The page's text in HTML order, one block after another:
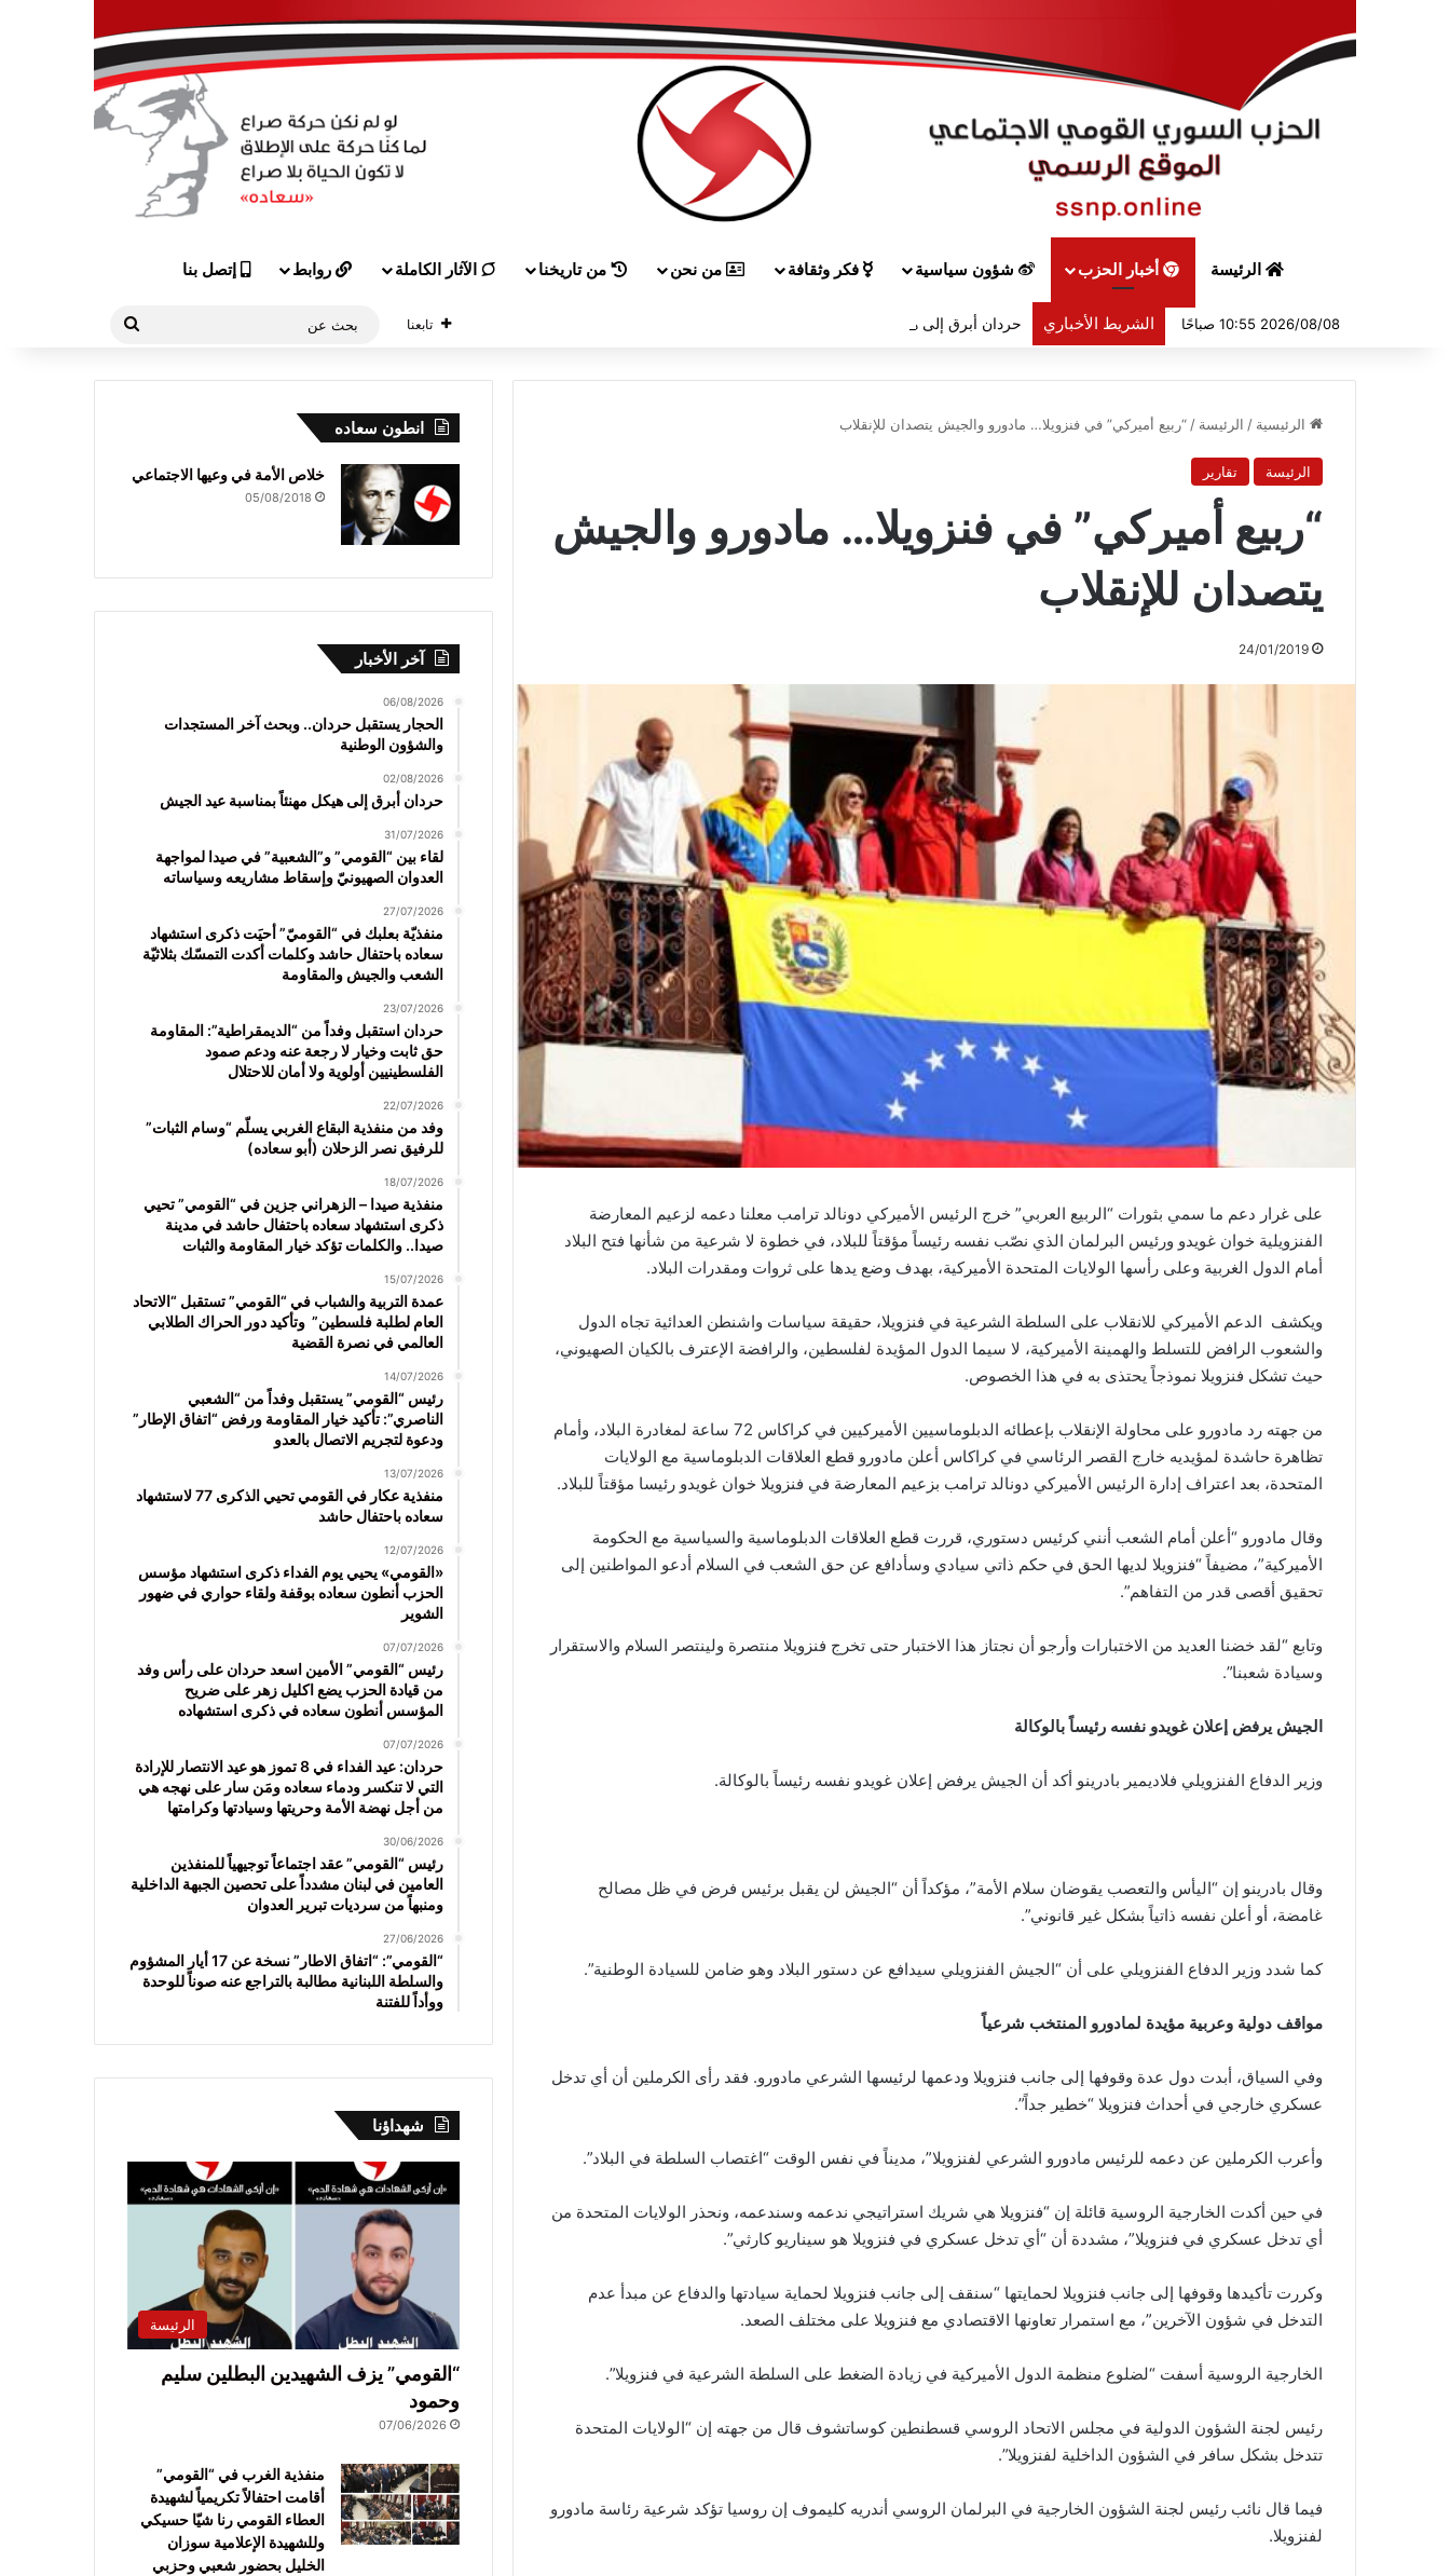
الرئيسة أخبار الحزب شؤون سياسية فكر وثقافة من نحن من تاريخنا الآثار الكاملة روابط إتصل بنا
2026/08/08 10:55 صباحًا الشريط الأخباري حردان أبرق إلى هيكل مهنئاً بمناسبة عيد الجيش تابعنا
الرئيسية / الرئيسة / “ربيع أميركي” في فنزويلا… مادورو والجيش يتصدان للإنقلاب
الرئيسة تقارير
“ربيع أميركي” في فنزويلا… مادورو والجيش
يتصدان للإنقلاب
24/01/2019
على غرار دعم ما سمي بثورات “الربيع العربي” خرج الرئيس الأميركي دونالد ترامب معلنا دعمه لزعيم المعارضة
الفنزويلية خوان غويدو ورئيس البرلمان الذي نصّب نفسه رئيساً مؤقتاً للبلاد، في خطوة لا شرعية من شأنها فتح البلاد
أمام الدول الغربية وعلى رأسها الولايات المتحدة الأميركية، بهدف وضع يدها على ثروات ومقدرات البلاد.
ويكشف الدعم الأميركي للانقلاب على السلطة الشرعية في فنزويلا، حقيقة سياسات واشنطن العدائية تجاه الدول
والشعوب الرافض للتسلط والهمينة الأميركية، لا سيما الدول المؤيدة لفلسطين، والرافضة الإعترف بالكيان الصهيوني،
حيث تشكل فنزويلا نموذجاً يحتذى به في هذا الخصوص.
من جهته رد مادورو على محاولة الإنقلاب بإعطائه الدبلوماسيين الأميركيين في كراكاس 72 ساعة لمغادرة البلاد، وأمام
تظاهرة حاشدة لمؤيديه خارج القصر الرئاسي في كراكاس أعلن مادورو قطع العلاقات الدبلوماسية مع الولايات
المتحدة، بعد اعتراف إدارة الرئيس الأميركي دونالد ترامب بزعيم المعارضة في فنزويلا خوان غويدو رئيسا مؤقتاً للبلاد.
وقال مادورو “أعلن أمام الشعب أنني كرئيس دستوري، قررت قطع العلاقات الدبلوماسية والسياسية مع الحكومة
الأميركية”، مضيفاً “فنزويلا لديها الحق في حكم ذاتي سيادي وسأدافع عن حق الشعب في السلام أدعو المواطنين إلى
تحقيق أقصى قدر من التفاهم”.
وتابع “لقد خضنا العديد من الاختبارات وأرجو أن نجتاز هذا الاختبار حتى تخرج فنزويلا منتصرة ولينتصر السلام والاستقرار
وسيادة شعبنا”.
الجيش يرفض إعلان غويدو نفسه رئيساً بالوكالة
وزير الدفاع الفنزويلي فلاديمير بادرينو أكد أن الجيش يرفض إعلان غويدو نفسه رئيساً بالوكالة.
وقال بادرينو إن “اليأس والتعصب يقوضان سلام الأمة”، مؤكداً أن “الجيش لن يقبل برئيس فرض في ظل مصالح
غامضة، أو أعلن نفسه ذاتياً بشكل غير قانوني”.
كما شدد وزير الدفاع الفنزويلي على أن “الجيش الفنزويلي سيدافع عن دستور البلاد وهو ضامن للسيادة الوطنية”.
مواقف دولية وعربية مؤيدة لمادورو المنتخب شرعياً
وفي السياق، أبدت دول عدة وقوفها إلى جانب فنزويلا ودعمها لرئيسها الشرعي مادورو. فقد رأى الكرملين أن أي تدخل
عسكري خارجي في أحداث فنزويلا “خطير جداً”.
وأعرب الكرملين عن دعمه للرئيس مادورو الشرعي لفنزويلا”، مديناً في نفس الوقت “اغتصاب السلطة في البلاد”.
في حين أكدت الخارجية الروسية قائلة إن “فنزويلا هي شريك استراتيجي ندعمه وسندعمه، ونحذر الولايات المتحدة من
أي تدخل عسكري في فنزويلا”، مشددة أن “أي تدخل عسكري في فنزويلا هو سيناريو كارثي”.
وكررت تأكيدها وقوفها إلى جانب فنزويلا لحمايتها “سنقف إلى جانب فنزويلا لحماية سيادتها والدفاع عن مبدأ عدم
التدخل في شؤون الآخرين”، مع استمرار تعاونها الاقتصادي مع فنزويلا على مختلف الصعد.
الخارجية الروسية أسفت “لضلوع منظمة الدول الأميركية في زيادة الضغط على السلطة الشرعية في فنزويلا”.
رئيس لجنة الشؤون الدولية في مجلس الاتحاد الروسي قسطنطين كوساتشوف قال من جهته إن “الولايات المتحدة
تتدخل بشكل سافر في الشؤون الداخلية لفنزويلا”.
فيما قال نائب رئيس لجنة الشؤون الخارجية في البرلمان الروسي أندريه كليموف إن روسيا تؤكد شرعية رئاسة مادورو
لفنزويلا.
انطون سعاده
خلاص الأمة في وعيها الاجتماعي
05/08/2018
آخر الأخبار
06/08/2026
الحجار يستقبل حردان.. وبحث آخر المستجدات
والشؤون الوطنية
02/08/2026
حردان أبرق إلى هيكل مهنئاً بمناسبة عيد الجيش
31/07/2026
لقاء بين “القومي” و”الشعبية” في صيدا لمواجهة
العدوان الصهيونيّ وإسقاط مشاريعه وسياساته
27/07/2026
منفذيّة بعلبك في “القوميّ” أحيَت ذكرى استشهاد
سعاده باحتفال حاشد وكلمات أكدت التمسّك بثلاثيّة
الشعب والجيش والمقاومة
23/07/2026
حردان استقبل وفداً من “الديمقراطية”: المقاومة
حق ثابت وخيار لا رجعة عنه ودعم صمود
الفلسطينيين أولوية ولا أمان للاحتلال
22/07/2026
وفد من منفذية البقاع الغربي يسلّم “وسام الثبات”
للرفيق نصر الزحلان (أبو سعاده)
18/07/2026
منفذية صيدا – الزهراني جزين في “القومي” تحيي
ذكرى استشهاد سعاده باحتفال حاشد في مدينة
صيدا.. والكلمات تؤكد خيار المقاومة والثبات
15/07/2026
عمدة التربية والشباب في “القومي” تستقبل “الاتحاد
العام لطلبة فلسطين” وتأكيد دور الحراك الطلابي
العالمي في نصرة القضية
14/07/2026
رئيس “القومي” يستقبل وفداً من “الشعبي
الناصري”: تأكيد خيار المقاومة ورفض “اتفاق الإطار”
ودعوة لتجريم الاتصال بالعدو
13/07/2026
منفذية عكار في القومي تحيي الذكرى 77 لاستشهاد
سعاده باحتفال حاشد
12/07/2026
«القومي» يحيي يوم الفداء ذكرى استشهاد مؤسس
الحزب أنطون سعاده بوقفة ولقاء حواري في ضهور
الشوير
07/07/2026
رئيس “القومي” الأمين اسعد حردان على رأس وفد
من قيادة الحزب يضع اكليل زهر على ضريح
المؤسس أنطون سعاده في ذكرى استشهاده
07/07/2026
حردان: عيد الفداء في 8 تموز هو عيد الانتصار للإرادة
التي لا تنكسر ودماء سعاده ومَن سار على نهجه هي
من أجل نهضة الأمة وحريتها وسيادتها وكرامتها
30/06/2026
رئيس “القومي” عقد اجتماعاً توجيهياً للمنفذين
العامين في لبنان مشدداً على تحصين الجبهة الداخلية
ومنبهاً من سرديات تبرير العدوان
27/06/2026
“القومي”: “اتفاق الاطار” نسخة عن 17 أيار المشؤوم
والسلطة اللبنانية مطالبة بالتراجع عنه صوناً للوحدة
ووأداً للفتنة
شهداؤنا
الرئيسة
“القومي” يزف الشهيدين البطلين سليم
وحمود
07/06/2026
منفذية الغرب في “القومي”
أقامت احتفالاً تكريمياً لشهيدة
العطاء القومي رنا شيّا حسيكي
وللشهيدة الإعلامية سوزان
الخليل بحضور شعبي وحزبي